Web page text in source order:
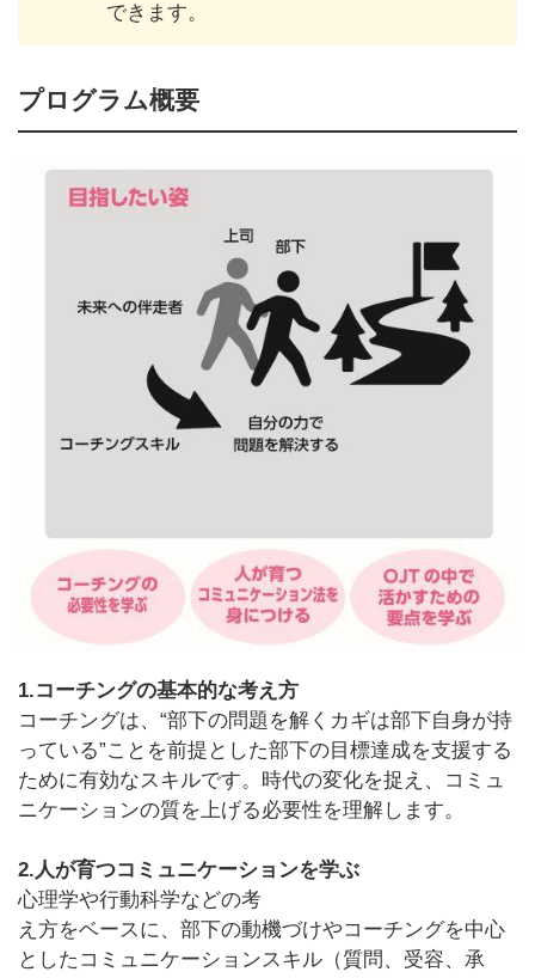
できます。
プログラム概要
1.コーチングの基本的な考え方
コーチングは、“部下の問題を解くカギは部下自身が持
っている”ことを前提とした部下の目標達成を支援する
ために有効なスキルです。時代の変化を捉え、コミュ
ニケーションの質を上げる必要性を理解します。
2.人が育つコミュニケーションを学ぶ
心理学や行動科学などの考
え方をベースに、部下の動機づけやコーチングを中心
としたコミュニケーションスキル（質問、受容、承